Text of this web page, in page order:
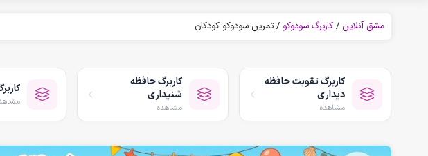
کاربرگ اعداد
کاربرگ تقارن ، قرینه
الگویابی پیش دبستانی
کاربرگ نقاشی و رنگ
کاربرگ پیش از
کاربرگ نقطه چین
مشق آنلاین /کاربرگ سودوکو /تمرین سودوکو کودکان
کاربرگ تقویت حافظه
دیداری
مشاهده
کاربرگ حافظه
شنیداری
مشاهده